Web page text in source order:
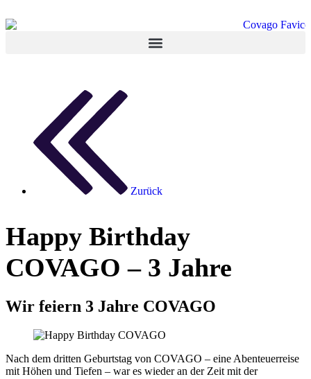
Zurück
Happy Birthday
COVAGO – 3 Jahre
Wir feiern 3 Jahre COVAGO
Nach dem dritten Geburtstag von COVAGO – eine Abenteuerreise
mit Höhen und Tiefen – war es wieder an der Zeit mit der